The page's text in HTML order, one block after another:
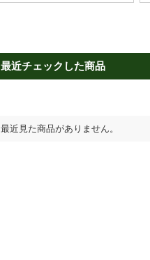
最近チェックした商品
最近見た商品がありません。